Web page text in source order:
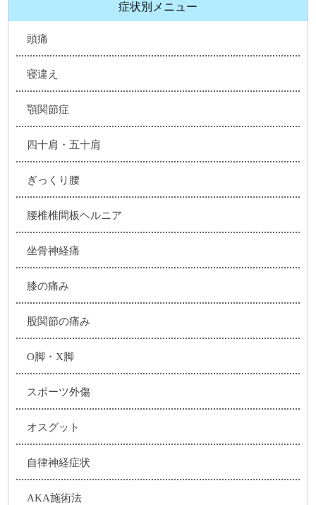
症状別メニュー
頭痛
寝違え
顎関節症
四十肩・五十肩
ぎっくり腰
腰椎椎間板ヘルニア
坐骨神経痛
膝の痛み
股関節の痛み
O脚・X脚
スポーツ外傷
オスグット
自律神経症状
AKA施術法